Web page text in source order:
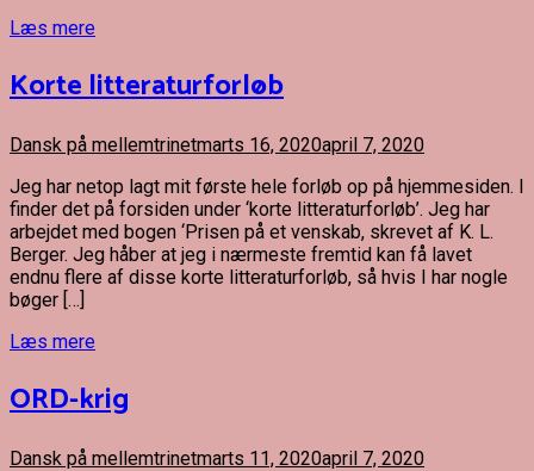
Læs mere
Korte litteraturforløb
Dansk på mellemtrinetmarts 16, 2020april 7, 2020
Jeg har netop lagt mit første hele forløb op på hjemmesiden. I
finder det på forsiden under ‘korte litteraturforløb’. Jeg har
arbejdet med bogen ‘Prisen på et venskab, skrevet af K. L.
Berger. Jeg håber at jeg i nærmeste fremtid kan få lavet
endnu flere af disse korte litteraturforløb, så hvis I har nogle
bøger […]
Læs mere
ORD-krig
Dansk på mellemtrinetmarts 11, 2020april 7, 2020